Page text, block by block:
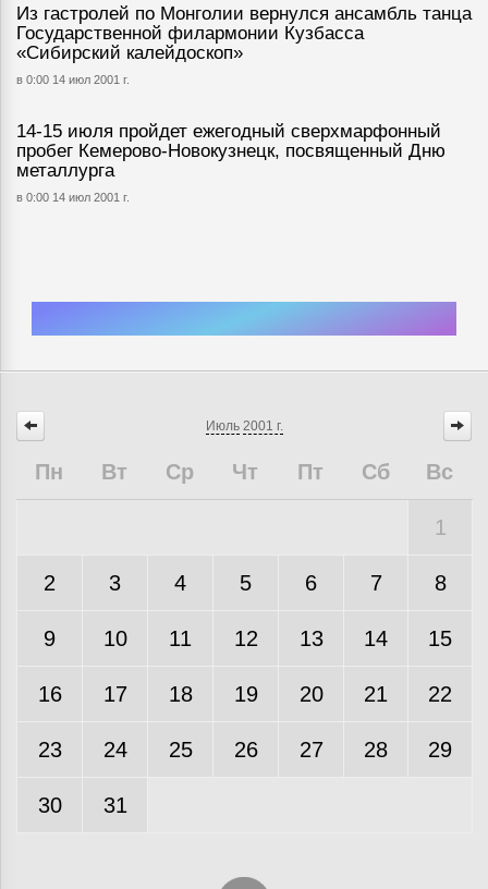
Из гастролей по Монголии вернулся ансамбль танца
Государственной филармонии Кузбасса
«Сибирский калейдоскоп»
в 0:00 14 июл 2001 г.
14-15 июля пройдет ежегодный сверхмарфонный
пробег Кемерово-Новокузнецк, посвященный Дню
металлурга
в 0:00 14 июл 2001 г.
Июль 2001 г.
Пн Вт Ср Чт Пт Сб Вс
1
2 3 4 5 6 7 8
9 10 11 12 13 14 15
16 17 18 19 20 21 22
23 24 25 26 27 28 29
30 31